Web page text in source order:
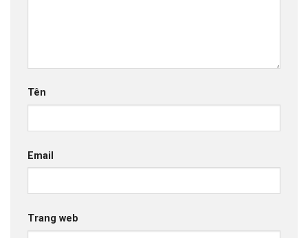
Tên
Email
Trang web